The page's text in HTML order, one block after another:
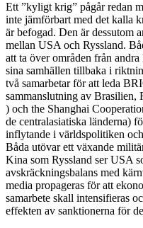
Ett ”kyligt krig” pågår redan
inte jämförbart med det kalla
är befogad. Den är dessutom
mellan USA och Ryssland.
att ta över områden från
sina samhällen tillbaka i
två samarbetar för att leda
sammanslutning av Brasilien,
) och the Shanghai
de centralasiatiska länderna)
inflytande i världspolitiken
Båda utövar ett växande
Kina som Ryssland ser USA
avskräckningsbalans med
media propageras för att
samarbete skall intensifieras
effekten av sanktionerna för